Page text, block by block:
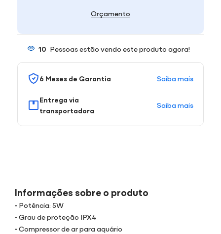
Orçamento
10 Pessoas estão vendo este produto agora!
6 Meses de Garantia Saiba mais
Entrega via
transportadora
Saiba mais
Informações sobre o produto
• Potência: 5W
• Grau de proteção IPX4
• Compressor de ar para aquário